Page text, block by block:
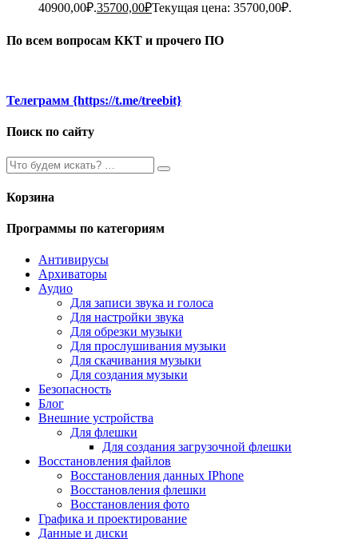
40900,00₽.35700,00₽Текущая цена: 35700,00₽.
По всем вопросам ККТ и прочего ПО
Телеграмм {https://t.me/treebit}
Поиск по сайту
Корзина
Программы по категориям
Антивирусы
Архиваторы
Аудио
Для записи звука и голоса
Для настройки звука
Для обрезки музыки
Для прослушивания музыки
Для скачивания музыки
Для создания музыки
Безопасность
Блог
Внешние устройства
Для флешки
Для создания загрузочной флешки
Восстановления файлов
Восстановления данных IPhone
Восстановления флешки
Восстановления фото
Графика и проектирование
Данные и диски